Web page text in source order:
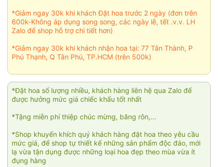
*Giảm ngay 30k khi khách Đặt hoa trước 2 ngày (đơn trên
600k-Không áp dụng song song, các ngày lễ, tết .v.v. LH
Zalo để shop hỗ trợ chi tiết hơn)
*Giảm ngay 30k khi khách nhận hoa tại: 77 Tân Thành, P
Phú Thạnh, Q Tân Phú, TP.HCM (trên 500k)
*Đặt hoa số lượng nhiều, khách hàng liên hệ qua Zalo để
được hưởng mức giá chiếc khấu tốt nhất
*Tặng miễn phí thiệp chúc mừng, băng rôn,...
*Shop khuyến khích quý khách hàng đặt hoa theo yêu cầu
mức giá, để shop tự thiết kế những sản phẩm độc đáo, mới
lạ vừa tận dụng được những loại hoa đẹp theo mùa vừa ít
đụng hàng